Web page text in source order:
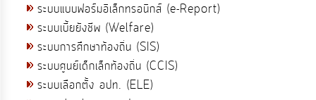
ระบบแบบฟอร์มอิเล็กทรอนิกส์ (e-Report)
ระบบเบี้ยยังชีพ (Welfare)
ระบบการศึกษาท้องถิ่น (SIS)
ระบบศูนย์เด็กเล็กท้องถิ่น (CCIS)
ระบบเลือกตั้ง อปท. (ELE)